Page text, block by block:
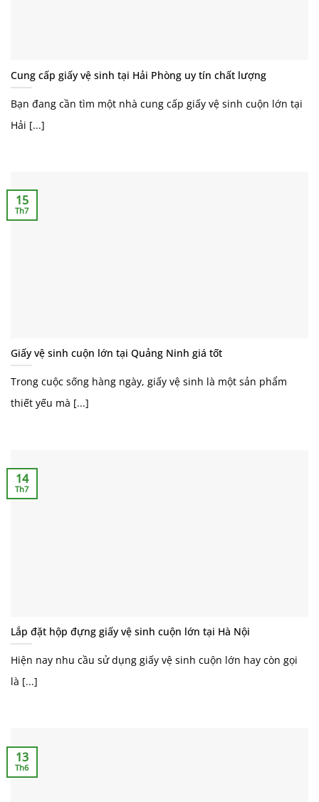
Cung cấp giấy vệ sinh tại Hải Phòng uy tín chất lượng
Bạn đang cần tìm một nhà cung cấp giấy vệ sinh cuộn lớn tại
Hải [...]
Giấy vệ sinh cuộn lớn tại Quảng Ninh giá tốt
Trong cuộc sống hàng ngày, giấy vệ sinh là một sản phẩm
thiết yếu mà [...]
15
Th7
Lắp đặt hộp đựng giấy vệ sinh cuộn lớn tại Hà Nội
Hiện nay nhu cầu sử dụng giấy vệ sinh cuộn lớn hay còn gọi
là [...]
14
Th7
13
Th6